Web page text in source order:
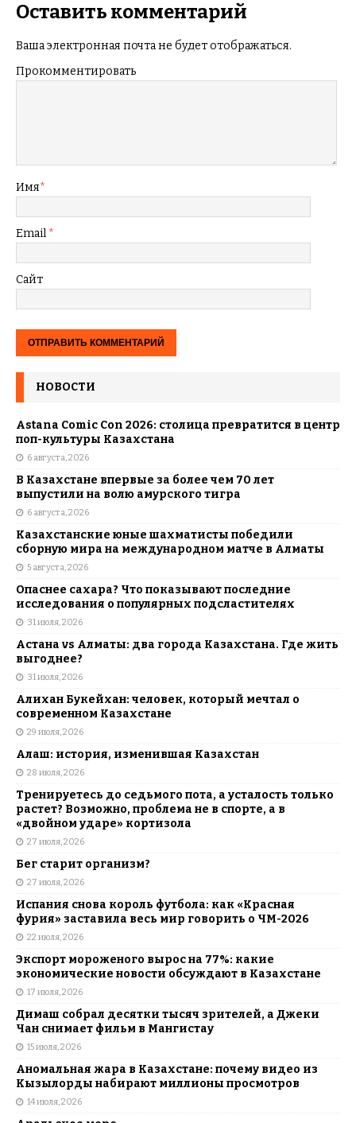
Оставить комментарий
Ваша электронная почта не будет отображаться.
Прокомментировать
Имя*
Email *
Сайт
НОВОСТИ
Astana Comic Con 2026: столица превратится в центр
поп-культуры Казахстана
6 августа, 2026
В Казахстане впервые за более чем 70 лет
выпустили на волю амурского тигра
6 августа, 2026
Казахстанские юные шахматисты победили
сборную мира на международном матче в Алматы
5 августа, 2026
Опаснее сахара? Что показывают последние
исследования о популярных подсластителях
31 июля, 2026
Астана vs Алматы: два города Казахстана. Где жить
выгоднее?
31 июля, 2026
Алихан Букейхан: человек, который мечтал о
современном Казахстане
29 июля, 2026
Алаш: история, изменившая Казахстан
28 июля, 2026
Тренируетесь до седьмого пота, а усталость только
растет? Возможно, проблема не в спорте, а в
«двойном ударе» кортизола
27 июля, 2026
Бег старит организм?
27 июля, 2026
Испания снова король футбола: как «Красная
фурия» заставила весь мир говорить о ЧМ-2026
22 июля, 2026
Экспорт мороженого вырос на 77%: какие
экономические новости обсуждают в Казахстане
17 июля, 2026
Димаш собрал десятки тысяч зрителей, а Джеки
Чан снимает фильм в Мангистау
15 июля, 2026
Аномальная жара в Казахстане: почему видео из
Кызылорды набирают миллионы просмотров
14 июля, 2026